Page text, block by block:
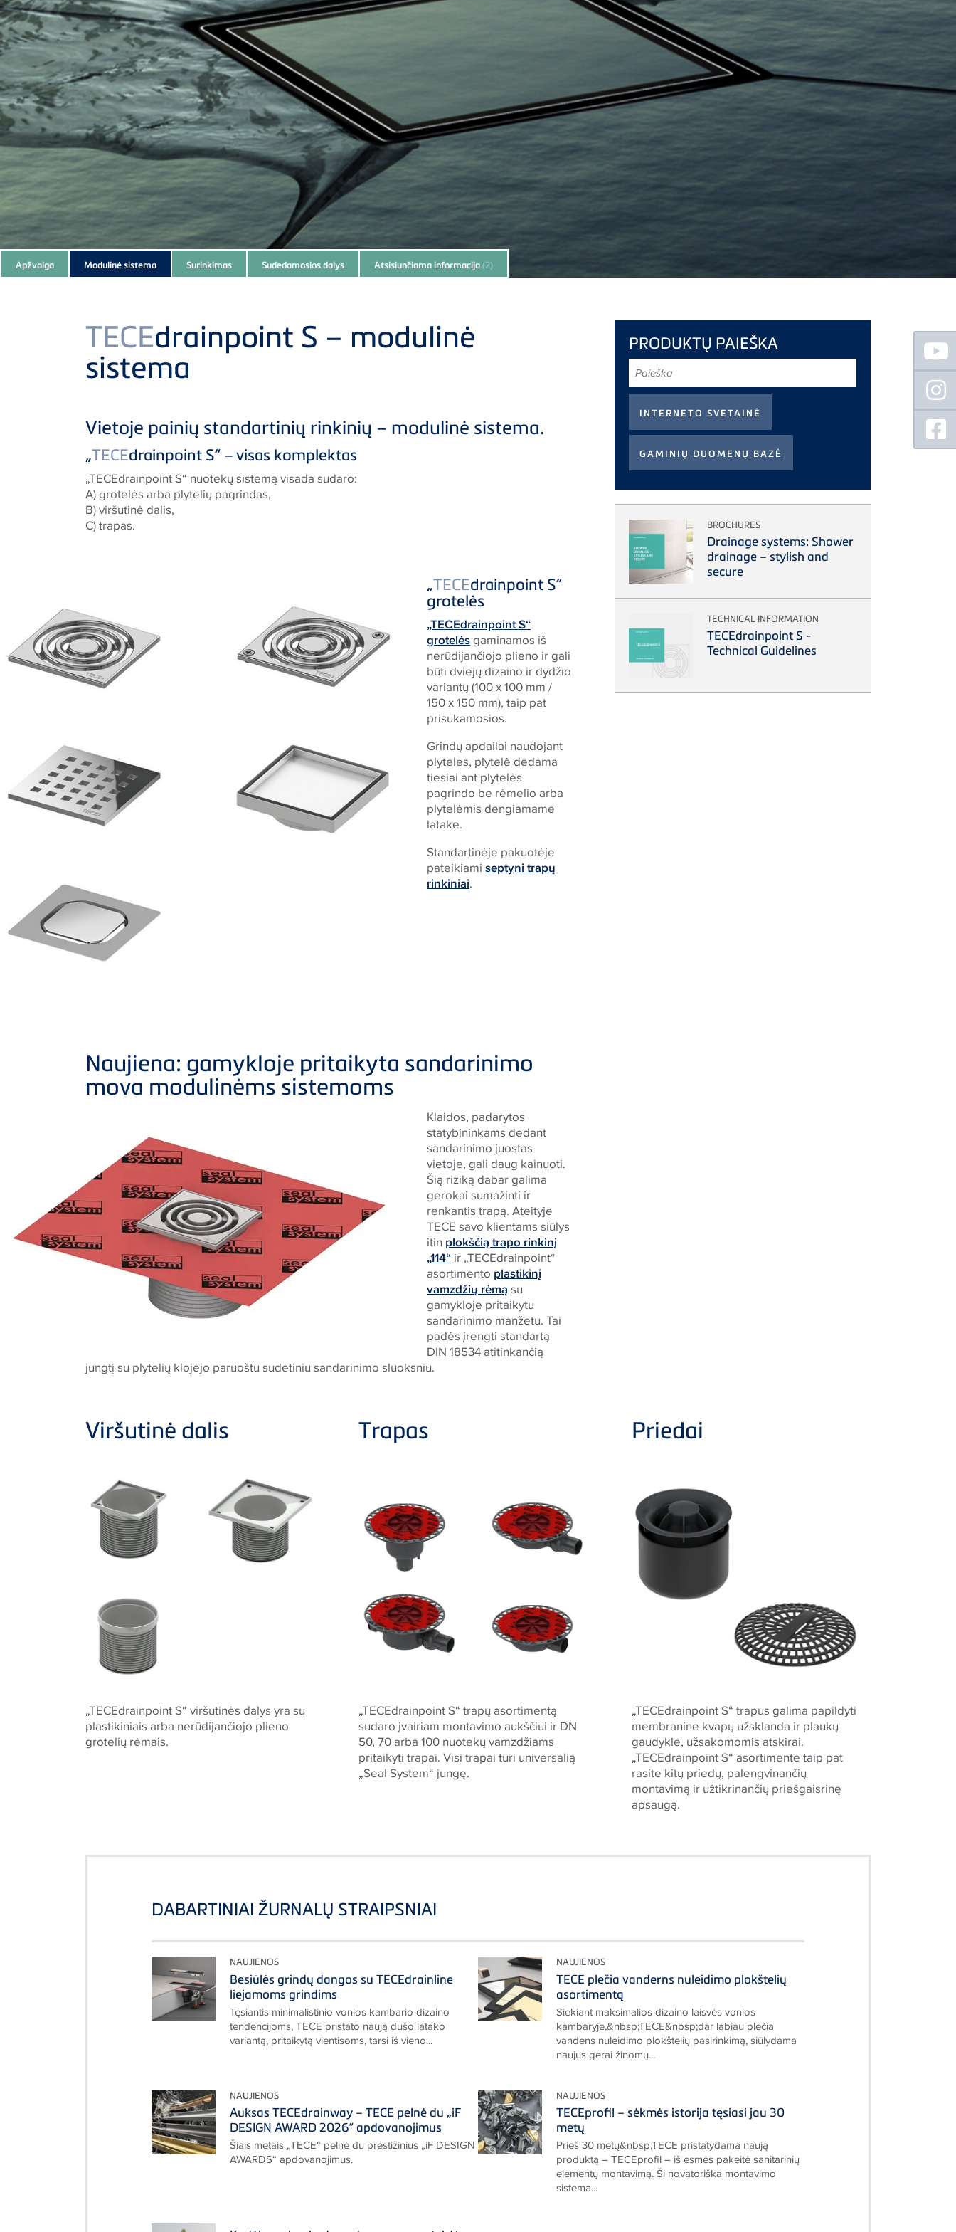
Subnavigation
of
Apžvalga Modulinė sistema Surinkimas Sudedamosios dalys Atsisiunčiama informacija (2)
TECEdrainpoint S – modulinė
sistema
Vietoje painių standartinių rinkinių – modulinė sistema.
„TECEdrainpoint S“ – visas komplektas
„TECEdrainpoint S“ nuotekų sistemą visada sudaro:
A) grotelės arba plytelių pagrindas,
B) viršutinė dalis,
C) trapas.
„TECEdrainpoint S“
grotelės
„TECEdrainpoint S“
grotelėsgaminamos iš
nerūdijančiojo plieno ir gali
būti dviejų dizaino ir dydžio
variantų (100 x 100 mm /
150 x 150 mm), taip pat
prisukamosios.
Grindų apdailai naudojant
plyteles, plytelė dedama
tiesiai ant plytelės
pagrindo be rėmelio arba
plytelėmis dengiamame
latake.
Standartinėje pakuotėje
pateikiami septyni trapų
rinkiniai.
Naujiena: gamykloje pritaikyta sandarinimo
mova modulinėms sistemoms
Klaidos, padarytos
statybininkams dedant
sandarinimo juostas
vietoje, gali daug kainuoti.
Šią riziką dabar galima
gerokai sumažinti ir
renkantis trapą. Ateityje
TECE savo klientams siūlys
itin plokščią trapo rinkinį
„114“ ir „TECEdrainpoint“
asortimento plastikinį
vamzdžių rėmą su
gamykloje pritaikytu
sandarinimo manžetu. Tai
padės įrengti standartą
DIN 18534 atitinkančią
jungtį su plytelių klojėjo paruoštu sudėtiniu sandarinimo sluoksniu.
PRODUKTŲ PAIEŠKA
BROCHURES
Drainage systems: Shower
drainage – stylish and
secure
TECHNICAL INFORMATION
TECEdrainpoint S -
Technical Guidelines
Viršutinė dalis
„TECEdrainpoint S“ viršutinės dalys yra su
plastikiniais arba nerūdijančiojo plieno
grotelių rėmais.
Trapas
„TECEdrainpoint S“ trapų asortimentą
sudaro įvairiam montavimo aukščiui ir DN
50, 70 arba 100 nuotekų vamzdžiams
pritaikyti trapai. Visi trapai turi universalią
„Seal System“ jungę.
Priedai
„TECEdrainpoint S“ trapus galima papildyti
membranine kvapų užsklanda ir plaukų
gaudykle, užsakomomis atskirai.
„TECEdrainpoint S“ asortimente taip pat
rasite kitų priedų, palengvinančių
montavimą ir užtikrinančių priešgaisrinę
apsaugą.
DABARTINIAI ŽURNALŲ STRAIPSNIAI
NAUJIENOS
Besiūlės grindų dangos su TECEdrainline
liejamoms grindims
Tęsiantis minimalistinio vonios kambario dizaino
tendencijoms, TECE pristato naują dušo latako
variantą, pritaikytą vientisoms, tarsi iš vieno...
NAUJIENOS
TECE plečia vanderns nuleidimo plokštelių
asortimentą
Siekiant maksimalios dizaino laisvės vonios
kambaryje,&nbsp;TECE&nbsp;dar labiau plečia
vandens nuleidimo plokštelių pasirinkimą, siūlydama
naujus gerai žinomų...
NAUJIENOS
Auksas TECEdrainway – TECE pelnė du „iF
DESIGN AWARD 2026“ apdovanojimus
Šiais metais „TECE“ pelnė du prestižinius „iF DESIGN
AWARDS“ apdovanojimus.
NAUJIENOS
TECEprofil – sėkmės istorija tęsiasi jau 30
metų
Prieš 30 metų&nbsp;TECE pristatydama naują
produktą – TECEprofil – iš esmės pakeitė sanitarinių
elementų montavimą. Ši novatoriška montavimo
sistema...
Floating